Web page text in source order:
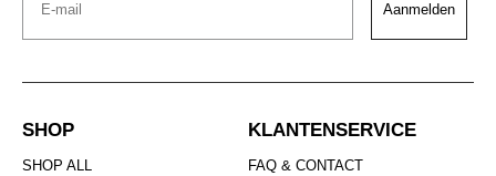
Aanmelden
SHOP
SHOP ALL
KLANTENSERVICE
FAQ & CONTACT